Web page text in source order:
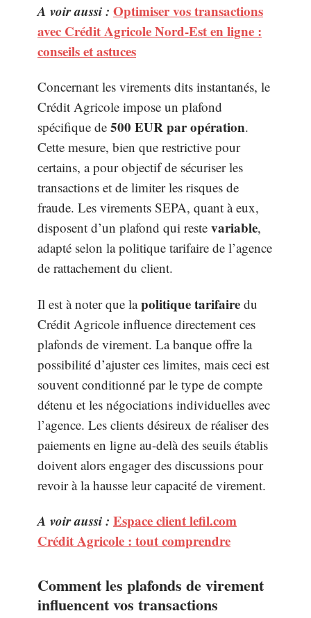
A voir aussi : Optimiser vos transactions
avec Crédit Agricole Nord-Est en ligne :
conseils et astuces
Concernant les virements dits instantanés, le
Crédit Agricole impose un plafond
spécifique de 500 EUR par opération.
Cette mesure, bien que restrictive pour
certains, a pour objectif de sécuriser les
transactions et de limiter les risques de
fraude. Les virements SEPA, quant à eux,
disposent d’un plafond qui reste variable,
adapté selon la politique tarifaire de l’agence
de rattachement du client.
Il est à noter que lapolitique tarifaire du
Crédit Agricole influence directement ces
plafonds de virement. La banque offre la
possibilité d’ajuster ces limites, mais ceci est
souvent conditionné par le type de compte
détenu et les négociations individuelles avec
l’agence. Les clients désireux de réaliser des
paiements en ligne au-delà des seuils établis
doivent alors engager des discussions pour
revoir à la hausse leur capacité de virement.
A voir aussi : Espace client lefil.com
Crédit Agricole : tout comprendre
Comment les plafonds de virement
influencent vos transactions